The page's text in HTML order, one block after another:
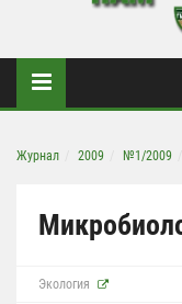
Журнал 2009 №1/2009
Экология